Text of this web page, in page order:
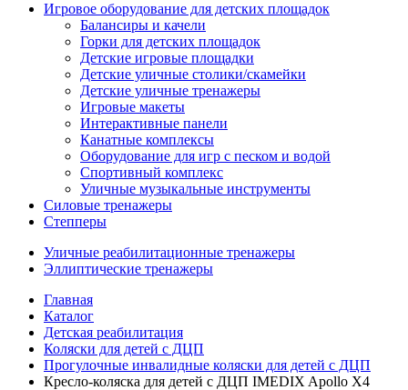
Игровое оборудование для детских площадок
Балансиры и качели
Горки для детских площадок
Детские игровые площадки
Детские уличные столики/скамейки
Детские уличные тренажеры
Игровые макеты
Интерактивные панели
Канатные комплексы
Оборудование для игр с песком и водой
Спортивный комплекс
Уличные музыкальные инструменты
Силовые тренажеры
Степперы
Уличные реабилитационные тренажеры
Эллиптические тренажеры
Главная
Каталог
Детская реабилитация
Коляски для детей с ДЦП
Прогулочные инвалидные коляски для детей с ДЦП
Кресло-коляска для детей с ДЦП IMEDIX Apollo X4